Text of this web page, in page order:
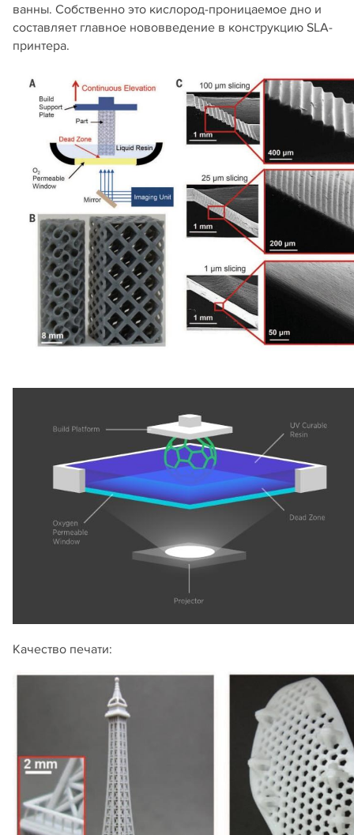
ванны. Собственно это кислород-проницаемое дно и
составляет главное нововведение в конструкцию SLA-
принтера.
Качество печати: